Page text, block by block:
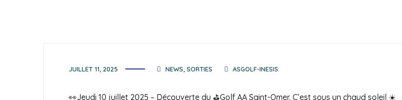
JUILLET 11, 2025 NEWS,SORTIES ASGOLF-INESIS
👀Jeudi 10 juillet 2025 – Découverte du ⛳️Golf AA Saint-Omer. C’est sous un chaud soleil ☀️